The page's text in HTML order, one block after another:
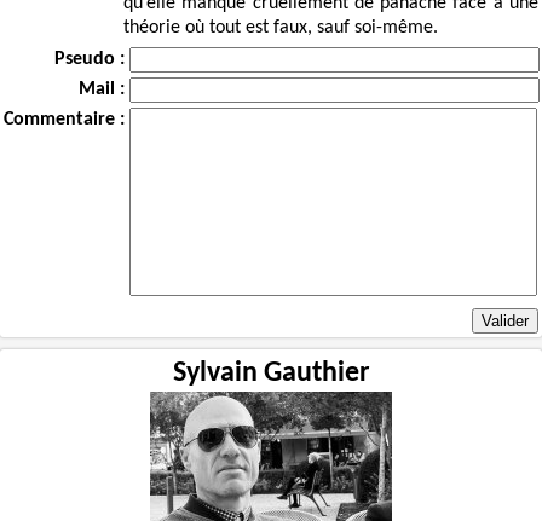
théorie où tout est faux, sauf soi-même.
Pseudo :
Mail :
Commentaire :
Sylvain Gauthier